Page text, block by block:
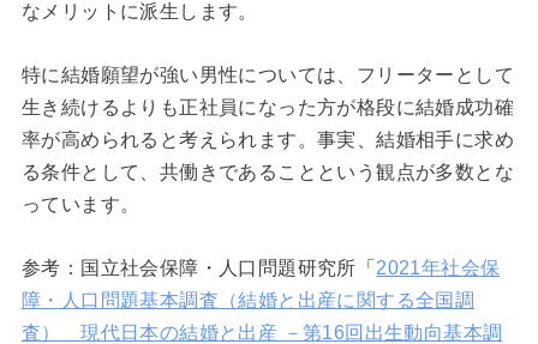
なメリットに派生します。
特に結婚願望が強い男性については、フリーターとして
生き続けるよりも正社員になった方が格段に結婚成功確
率が高められると考えられます。事実、結婚相手に求め
る条件として、共働きであることという観点が多数とな
っています。
参考：国立社会保障・人口問題研究所「 2021年社会保
障・人口問題基本調査（結婚と出産に関する全国調
査） 現代日本の結婚と出産 －第16回出生動向基本調